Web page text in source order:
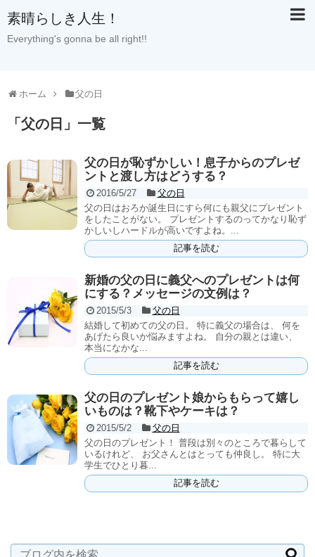
素晴らしき人生！
Everything's gonna be all right!!
ホーム 父の日
「 父の日 」 一覧
父の日が恥ずかしい！息子からのプレゼ
ントと渡し方はどうする？
2016/5/27
父の日
父の日はおろか誕生日にすら何にも親父にプレゼント
をしたことがない。 プレゼントするのってかなり恥ず
かしいしハードルが高いですよね。...
記事を読む
新婚の父の日に義父へのプレゼントは何
にする？メッセージの文例は？
2015/5/3
父の日
結婚して初めての父の日。 特に義父の場合は、 何を
あげたら良いか悩みますよね。 自分の親とは違い、
本当になかな...
記事を読む
父の日のプレゼント娘からもらって嬉し
いものは？靴下やケーキは？
2015/5/2
父の日
父の日のプレゼント！ 普段は別々のところで暮らして
いるけれど、 お父さんとはとっても仲良し。 特に大
学生でひとり暮...
記事を読む